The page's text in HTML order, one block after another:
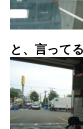
と、言って